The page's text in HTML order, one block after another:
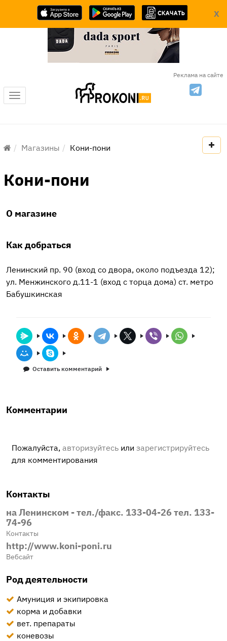
X
Реклама на сайте
Меню
Магазины Кони-пони
Кони-пони
О магазине
Как добраться
Ленинский пр. 90 (вход со двора, около подъезда 12);
ул. Менжинского д.11-1 (вход с торца дома) ст. метро
Бабушкинская
Оставить комментарий
Комментарии
Пожалуйста, авторизуйтесь или зарегистрируйтесь
для комментирования
Контакты
на Ленинском - тел./факс. 133-04-26 тел. 133-
74-96
Контакты
http://www.koni-poni.ru
Вебсайт
Род деятельности
Амуниция и экипировка
корма и добавки
вет. препараты
коневозы